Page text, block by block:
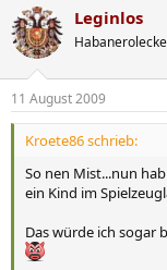
Leginlos
11 August 2009
Kroete86 schrieb:
So nen Mist...nun
ein Kind im
Das würde ich sogar